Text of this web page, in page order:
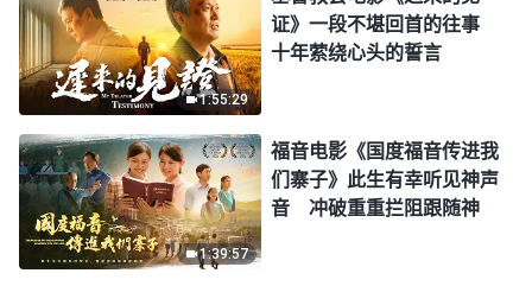
1:55:29
证》一段不堪回首的往事
十年萦绕心头的誓言
1:39:57
福音电影《国度福音传进我
们寨子》此生有幸听见神声
音 冲破重重拦阻跟随神